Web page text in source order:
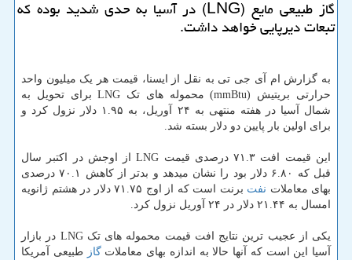
گاز طبیعی مایع (LNG) در آسیا به حدی شدید بوده كه
تبعات دیرپایی خواهد داشت.
به گزارش ام آی جی تی به نقل از ایسنا، قیمت هر یک میلیون واحد
حرارتی بریتیش (mmBtu) محموله های تک LNG برای تحویل به
شمال آسیا در هفته منتهی به ۲۴ آوریل، به ۱.۹۵ دلار نزول کرد و
برای اولین بار پایین دو دلار بسته شد.
این قیمت افت ۷۱.۳ درصدی قیمت LNG از اوجش در اکتبر سال
قبل که ۶.۸۰ دلار بود را نشان میدهد و بدتر از کاهش ۷۰.۱ درصدی
بهای معاملات نفت
برنت است که از اوج ۷۱.۷۵ دلار در هشتم ژانویه
امسال به ۲۱.۴۴ دلار در ۲۴ آوریل نزول کرد.
یکی از عجیب ترین نتایج افت قیمت محموله های تک LNG در بازار
آسیا این است که آنها حالا به اندازه بهای معاملاتگاز طبیعی آمریکا